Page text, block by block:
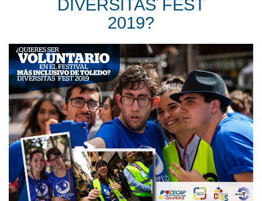
DIVERSITAS´FEST
2019?